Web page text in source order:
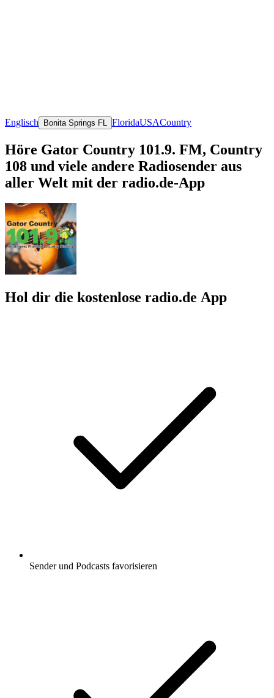
Englisch Bonita Springs FL FloridaUSACountry
Höre Gator Country 101.9. FM, Country
108 und viele andere Radiosender aus
aller Welt mit der radio.de-App
Hol dir die kostenlose radio.de App
Sender und Podcasts favorisieren